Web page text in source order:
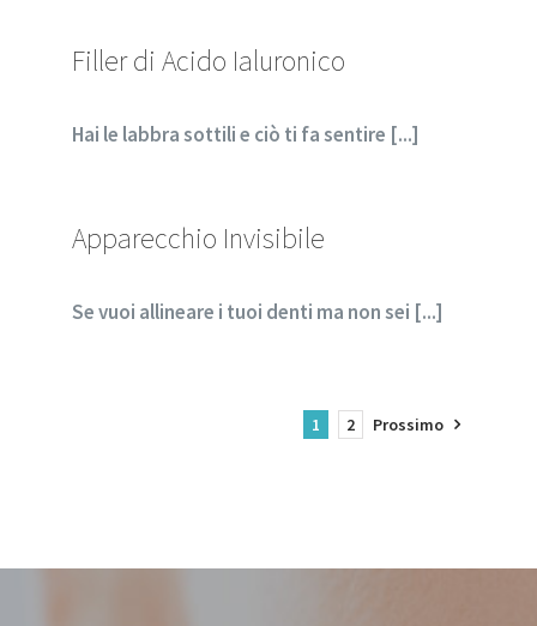
Filler di Acido Ialuronico
Hai le labbra sottili e ciò ti fa sentire [...]
Apparecchio Invisibile
Se vuoi allineare i tuoi denti ma non sei [...]
1 2 Prossimo